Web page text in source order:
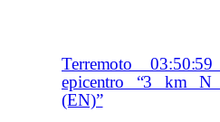
Terremoto
epicentro “3 km N
(EN)”